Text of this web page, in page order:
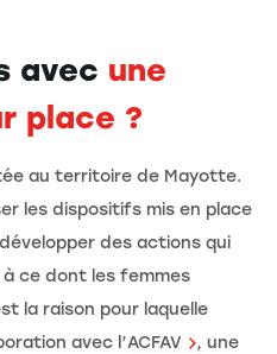
avec une
place ?
au territoire de Mayotte.
les dispositifs mis en place
des actions qui
ce dont les femmes
la raison pour laquelle
avec l’ACFAV
, une